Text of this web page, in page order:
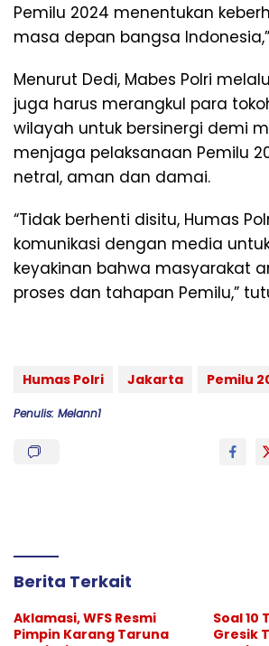
Pemilu 2024 menentukan
masa depan bangsa
Menurut Dedi, Mabes Polri
juga harus merangkul para
wilayah untuk bersinergi demi
menjaga pelaksanaan Pemilu
netral, aman dan damai.
“Tidak berhenti disitu, Humas
komunikasi dengan media
keyakinan bahwa masyarakat
proses dan tahapan Pemilu,”
Humas Polri Jakarta Pemilu
Penulis: Melann1
Berita Terkait
Aklamasi, WFS Resmi
Pimpin Karang Taruna
Soal 10
Gresik